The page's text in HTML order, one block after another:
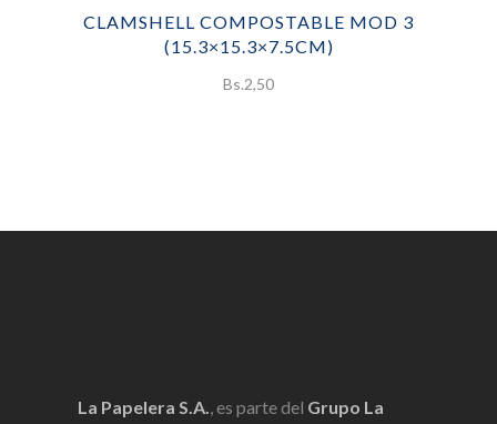
CLAMSHELL COMPOSTABLE MOD 3
(15.3×15.3×7.5CM)
Bs.2,50
La Papelera S.A., es parte del Grupo La